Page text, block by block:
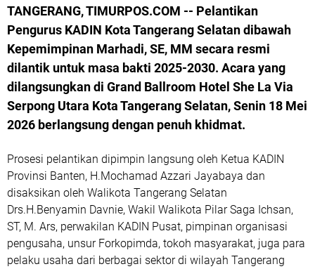
TANGERANG, TIMURPOS.COM -- Pelantikan
Pengurus KADIN Kota Tangerang Selatan dibawah
Kepemimpinan Marhadi, SE, MM secara resmi
dilantik untuk masa bakti 2025-2030. Acara yang
dilangsungkan di Grand Ballroom Hotel She La Via
Serpong Utara Kota Tangerang Selatan, Senin 18 Mei
2026 berlangsung dengan penuh khidmat.
Prosesi pelantikan dipimpin langsung oleh Ketua KADIN
Provinsi Banten, H.Mochamad Azzari Jayabaya dan
disaksikan oleh Walikota Tangerang Selatan
Drs.H.Benyamin Davnie, Wakil Walikota Pilar Saga Ichsan,
ST, M. Ars, perwakilan KADIN Pusat, pimpinan organisasi
pengusaha, unsur Forkopimda, tokoh masyarakat, juga para
pelaku usaha dari berbagai sektor di wilayah Tangerang